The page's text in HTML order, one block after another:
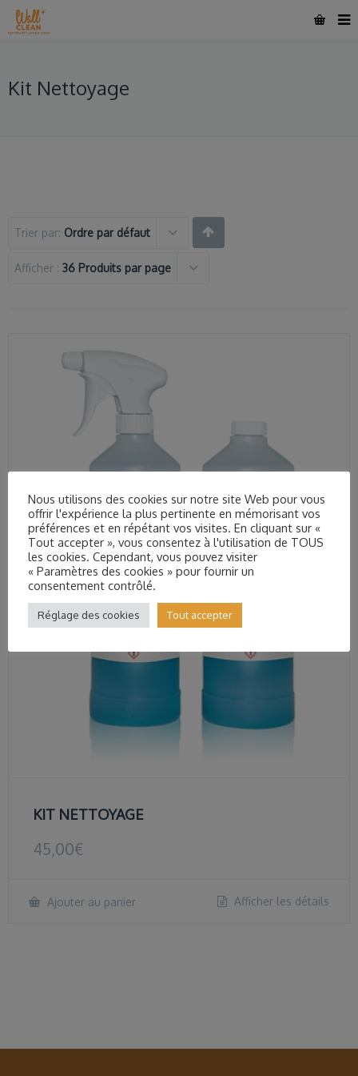
Kit Nettoyage
Trier par: Ordre par défaut
Afficher : 36 Produits par page
KIT NETTOYAGE
45,00€
Ajouter au panier Afficher les détails
Nous utilisons des cookies sur notre site Web pour vous
offrir l'expérience la plus pertinente en mémorisant vos
préférences et en répétant vos visites. En cliquant sur «
Tout accepter », vous consentez à l'utilisation de TOUS
les cookies. Cependant, vous pouvez visiter
« Paramètres des cookies » pour fournir un
consentement contrôlé.
Réglage des cookies Tout accepter